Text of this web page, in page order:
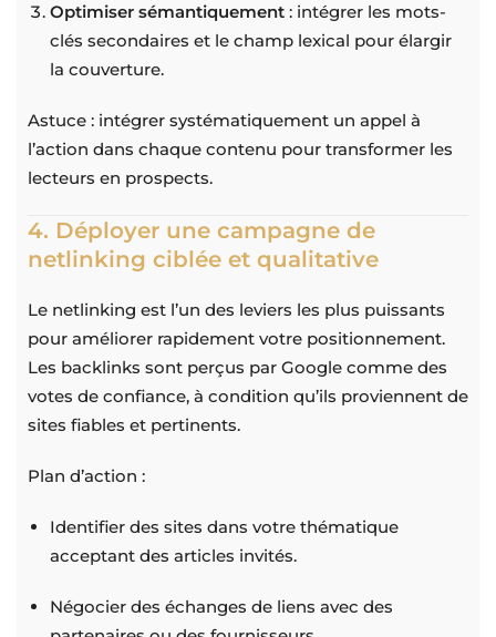
Optimiser sémantiquement : intégrer les mots-
clés secondaires et le champ lexical pour élargir
la couverture.
Astuce : intégrer systématiquement un appel à
l’action dans chaque contenu pour transformer les
lecteurs en prospects.
4. Déployer une campagne de
netlinking ciblée et qualitative
Le netlinking est l’un des leviers les plus puissants
pour améliorer rapidement votre positionnement.
Les backlinks sont perçus par Google comme des
votes de confiance, à condition qu’ils proviennent de
sites fiables et pertinents.
Plan d’action :
Identifier des sites dans votre thématique
acceptant des articles invités.
Négocier des échanges de liens avec des